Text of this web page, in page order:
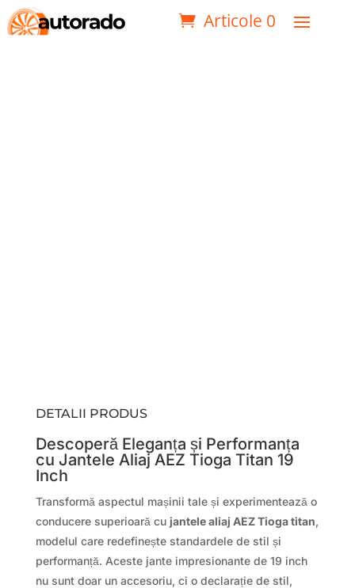
Articole 0
DETALII PRODUS
Descoperă Eleganța și Performanța
cu Jantele Aliaj AEZ Tioga Titan 19
Inch
Transformă aspectul mașinii tale și experimentează o
conducere superioară cu jantele aliaj AEZ Tioga titan,
modelul care redefinește standardele de stil și
performanță. Aceste jante impresionante de 19 inch
nu sunt doar un accesoriu, ci o declarație de stil,